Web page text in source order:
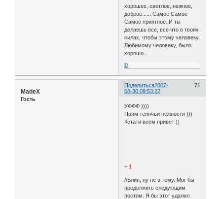
хорошее, светлое, нежное,
доброе...... Самое Самое
Самое приятное. И ты
делаешь все, все что в твоих
силах, чтобы этому человеку,
Любимому человеку, было
хорошо...
0
Поделиться 71
2007-
08-30 09:53:22
MadeX
Гость
УФФФ ))))
Прям телячьи нежности )))
Кстати всем привет ))
+ 1
//Блин, ну не в тему. Мог бы
продолжить следующим
постом. Я бы этот удалил.